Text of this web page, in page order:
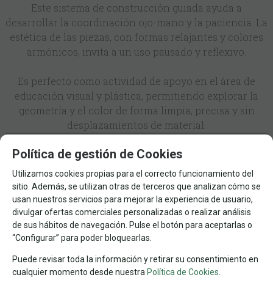
Este sistema de construcción guiada ayuda a
desarrollar la coordinación ojo-mano y la paciencia. La
estética de las piezas, con formas relajantes y colores
armónicos, invita a un uso pausado y reflexivo.
Es perfecto como actividad de apoyo en el área de
educación visual y plástica, permitiendo explorar la
geometría y el color de forma limpia, precisa y sin
desplazamientos de material.
EN STOCK Entrega 24/48 h
29,90 €
21.00% IVA incluido
-
Política de gestión de Cookies
Utilizamos cookies propias para el correcto funcionamiento del
sitio. Además, se utilizan otras de terceros que analizan cómo se
usan nuestros servicios para mejorar la experiencia de usuario,
divulgar ofertas comerciales personalizadas o realizar análisis
de sus hábitos de navegación. Pulse el botón para aceptarlas o
“Configurar” para poder bloquearlas.
Puede revisar toda la información y retirar su consentimiento en
cualquier momento desde nuestra Política de Cookies